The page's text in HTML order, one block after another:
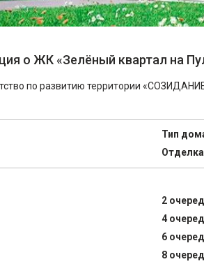
о ЖК «Зелёный квартал на
по развитию территории
Тип
Отделка
2
4
6
8